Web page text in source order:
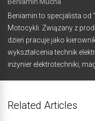
Beniamin to specjalista od
Motocykli. Związany z
dzień pracuje jako
wykształcenia technik
inżynier elektrotechniki,
Related Articles